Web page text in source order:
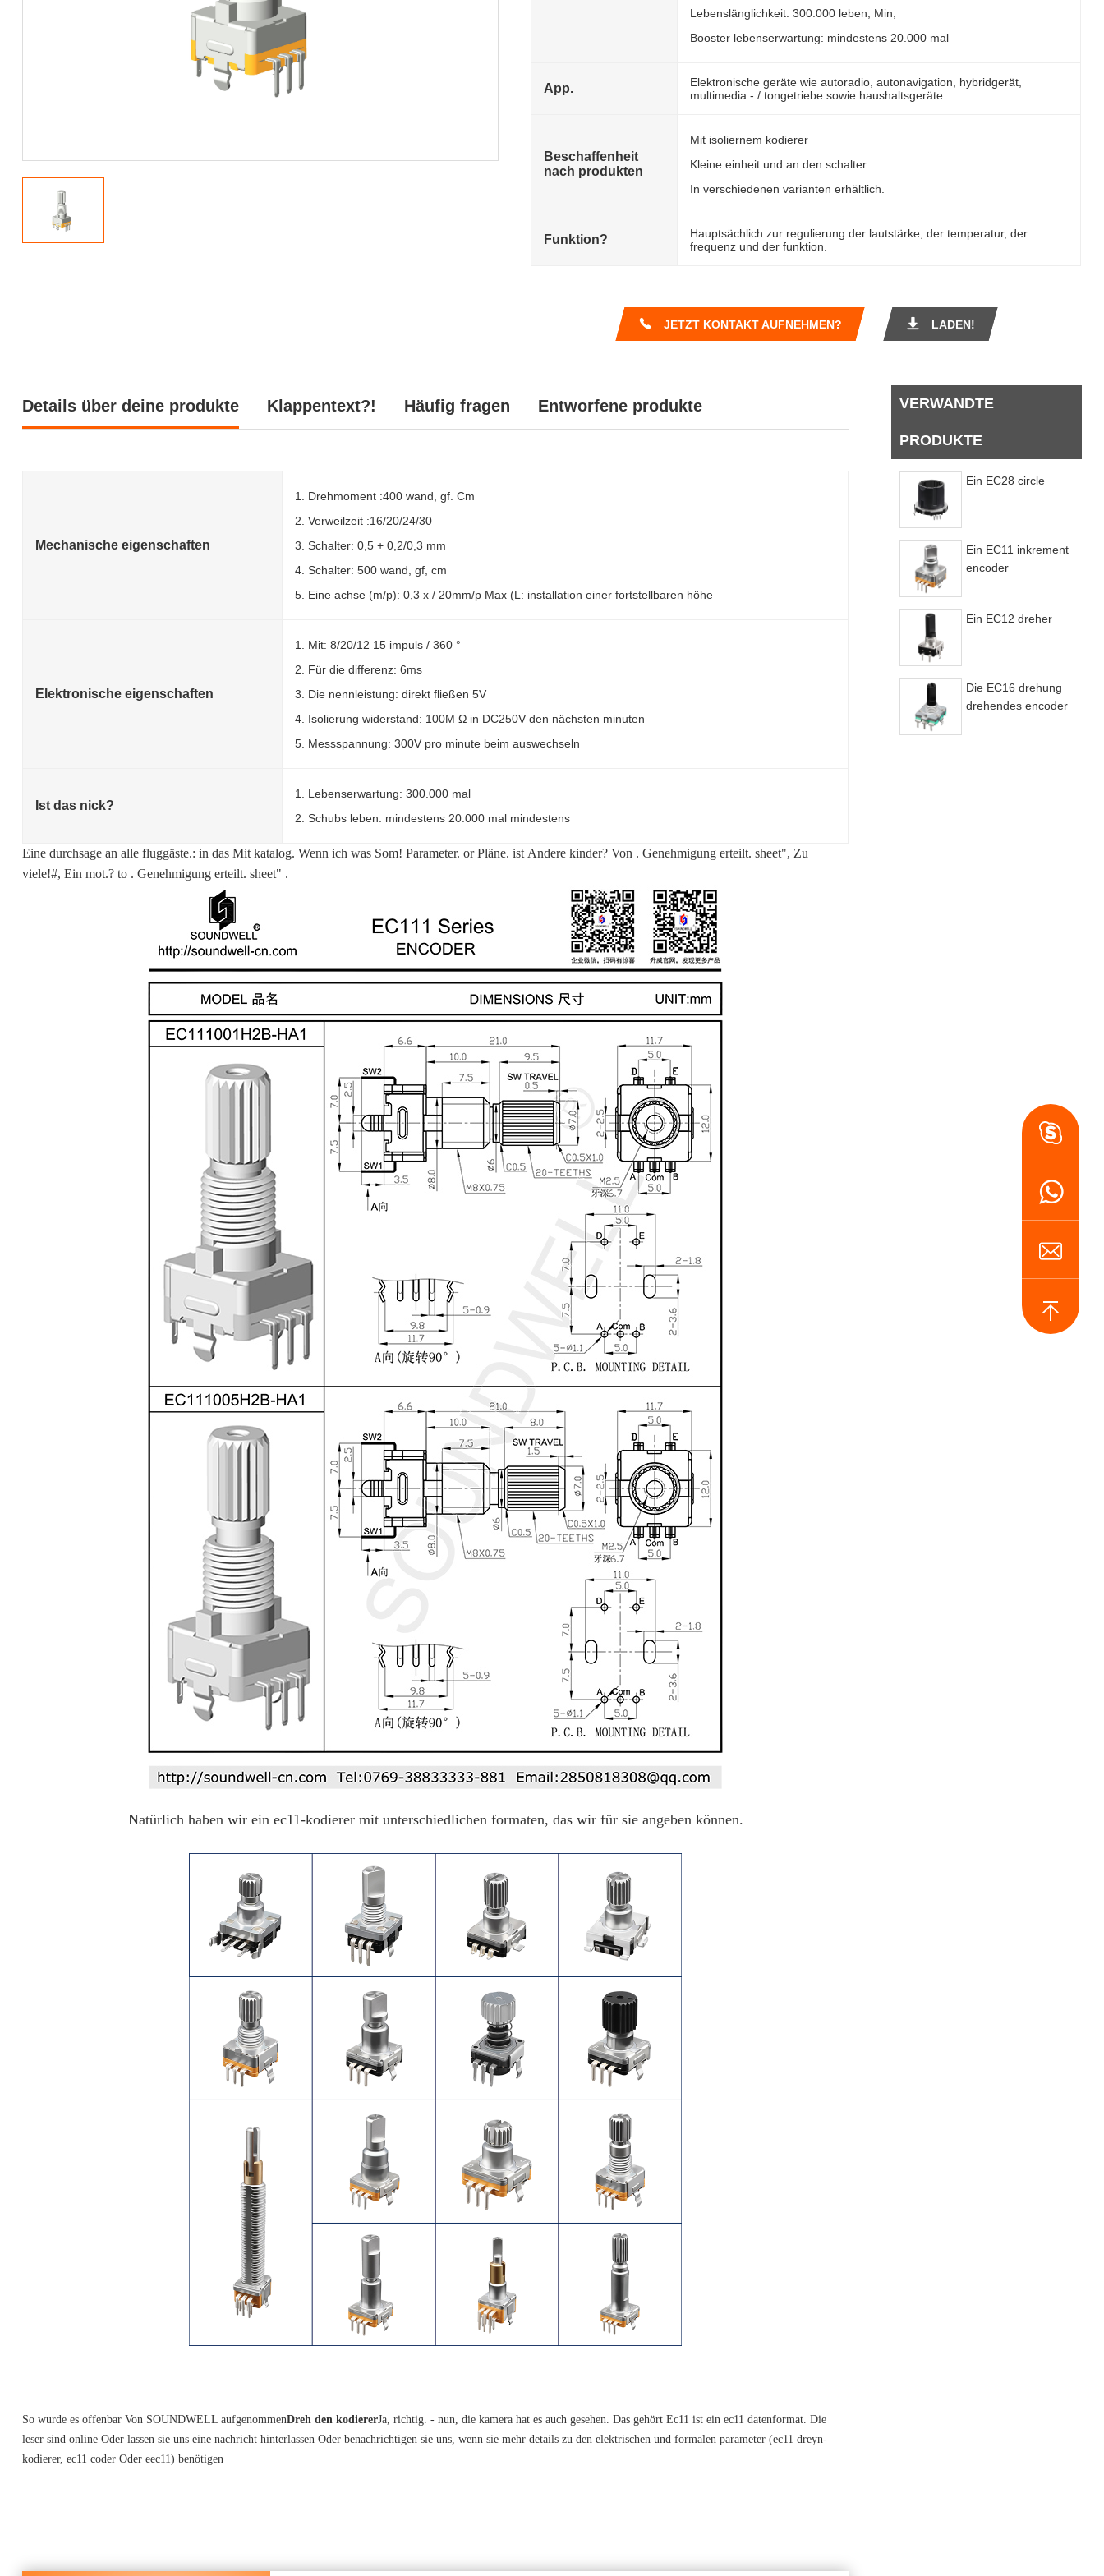
Lebenslänglichkeit: 300.000 leben, Min;
Booster lebenserwartung: mindestens 20.000 mal
App.
Elektronische geräte wie autoradio, autonavigation, hybridgerät,
multimedia - / tongetriebe sowie haushaltsgeräte
Beschaffenheit
nach produkten
Mit isoliernem kodierer
Kleine einheit und an den schalter.
In verschiedenen varianten erhältlich.
Funktion?
Hauptsächlich zur regulierung der lautstärke, der temperatur, der
frequenz und der funktion.
JETZT KONTAKT AUFNEHMEN? LADEN!
Details über deine produkte Klappentext?! Häufig fragen Entworfene produkte
Mechanische eigenschaften
1. Drehmoment :400 wand, gf. Cm
2. Verweilzeit :16/20/24/30
3. Schalter: 0,5 + 0,2/0,3 mm
4. Schalter: 500 wand, gf, cm
5. Eine achse (m/p): 0,3 x / 20mm/p Max (L: installation einer fortstellbaren höhe
Elektronische eigenschaften
1. Mit: 8/20/12 15 impuls / 360 °
2. Für die differenz: 6ms
3. Die nennleistung: direkt fließen 5V
4. Isolierung widerstand: 100M Ω in DC250V den nächsten minuten
5. Messspannung: 300V pro minute beim auswechseln
Ist das nick?
1. Lebenserwartung: 300.000 mal
2. Schubs leben: mindestens 20.000 mal mindestens
Eine durchsage an alle fluggäste.: in das Mit katalog. Wenn ich was Som! Parameter. or Pläne. ist Andere kinder? Von . Genehmigung erteilt. sheet", Zu
viele!#, Ein mot.? to . Genehmigung erteilt. sheet" .
Natürlich haben wir ein ec11-kodierer mit unterschiedlichen formaten, das wir für sie angeben können.
So wurde es offenbar Von SOUNDWELL aufgenommenDreh den kodiererJa, richtig. - nun, die kamera hat es auch gesehen. Das gehört Ec11 ist ein ec11 datenformat. Die
leser sind online Oder lassen sie uns eine nachricht hinterlassen Oder benachrichtigen sie uns, wenn sie mehr details zu den elektrischen und formalen parameter (ec11 dreyn-
kodierer, ec11 coder Oder eec11) benötigen
VERWANDTE
PRODUKTE
Ein EC28 circle
Ein EC11 inkrement
encoder
Ein EC12 dreher
Die EC16 drehung
drehendes encoder